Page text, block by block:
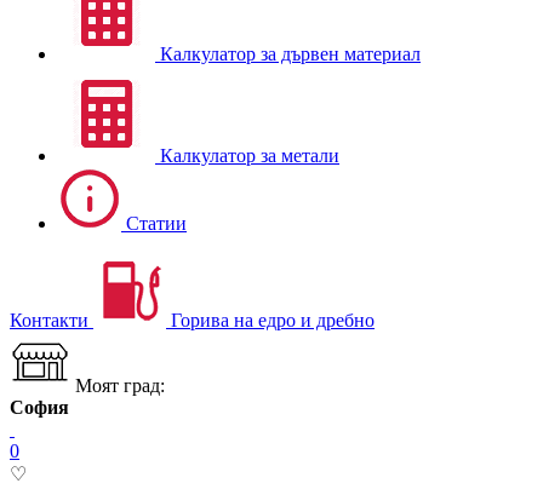
Калкулатор за дървен материал
Калкулатор за метали
Статии
Контакти Горива на едро и дребно
Моят град:
София
0
♡